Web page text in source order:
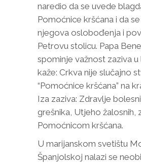
naredio da se uvede
Pomoćnice kršćana i da
njegova oslobođenja i
Petrovu stolicu. Papa
spominje važnost zaziva u
kaže: Crkva nije slučajno
“Pomoćnice kršćana” na
Iza zaziva: Zdravlje
grešnika, Utjeho žalosnih,
Pomoćnicom kršćana.
U marijanskom svetištu
Španjolskoj nalazi se